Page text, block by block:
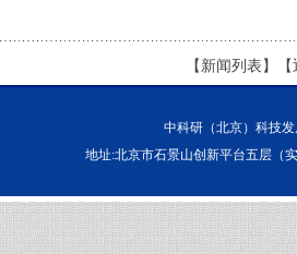
【 新闻列表 】【
中科研（北京）科技
地址:北京市石景山创新平台五层（